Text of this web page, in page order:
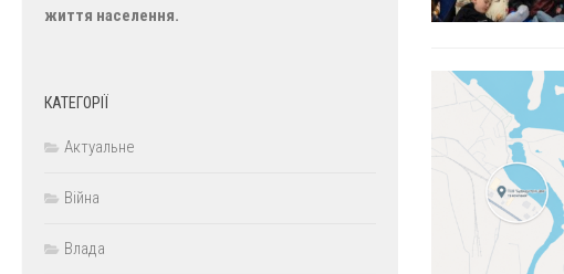
життя населення.
КАТЕГОРІЇ
Актуальне
Війна
Влада